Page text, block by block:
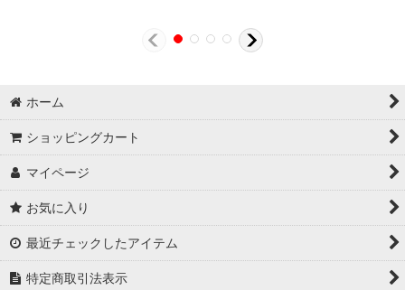
ホーム
ショッピングカート
マイページ
お気に入り
最近チェックしたアイテム
特定商取引法表示